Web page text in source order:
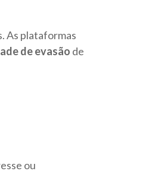
As plataformas
de evasão de
ou